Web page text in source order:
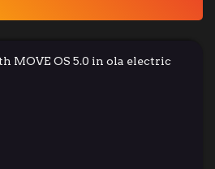
MOVE OS 5.0 in ola electric